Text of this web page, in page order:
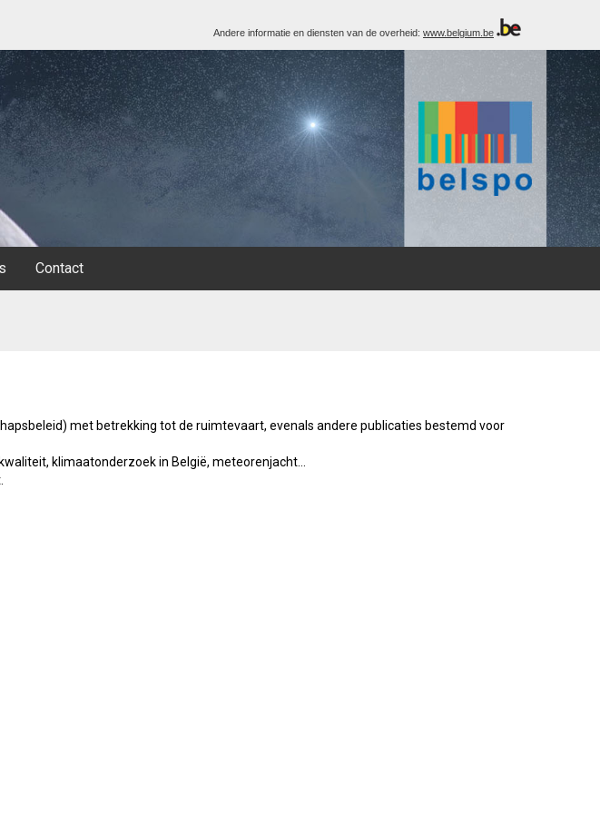
Andere informatie en diensten van de overheid: www.belgium.be
Contact
met betrekking tot de ruimtevaart, evenals andere publicaties bestemd voor
klimaatonderzoek in België, meteorenjacht...